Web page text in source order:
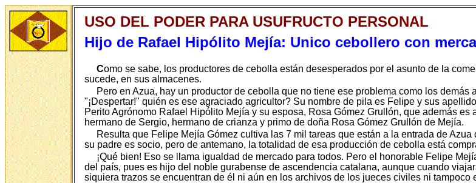
USO DEL PODER PARA USUFRUCTO PERSONAL
Hijo de Rafael Hipólito Mejía: Unico cebollero con
Como se sabe, los productores de cebolla están desesperados por el asunto de la
sucede, en sus almacenes.
Pero en Azua, hay un productor de cebolla que no tiene ese problema como los
"¡Despertar!" quién es ese agraciado agricultor? Su nombre de pila es Felipe y sus
Perito Agrónomo Rafael Hipólito Mejía y su esposa, Rosa Gómez Grullón, que además
hermano de Sergio, hermano de crianza y primo de doña Rosa Gómez Grullón de Mejía.
Resulta que Felipe Mejía Gómez cultiva las 7 mil tareas que están a la entrada de
su padre es socio, pero de antemano, la totalidad de esa producción de cebolla está
¡Qué bien! Eso se llama igualdad de mercado para todos. Pero el honorable Felipe
del país, pues es hijo del noble gurabense de ascendencia catalana, aunque cuando
siquiera trazos se encuentran de él ni aún en los archivos de los jueces civiles ni